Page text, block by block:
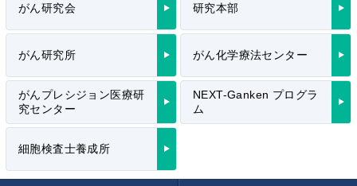
がん研究会 研究本部
がん研究所 がん化学療法センター
がんプレシジョン医療研
究センター
NEXT-Ganken プログラ
ム
細胞検査士養成所